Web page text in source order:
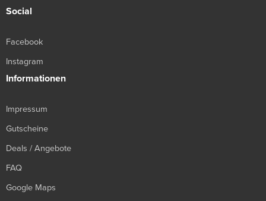
Social
Facebook
Instagram
Informationen
Impressum
Gutscheine
Deals / Angebote
FAQ
Google Maps